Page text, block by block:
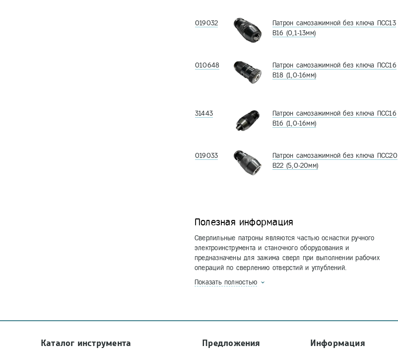
019032
Патрон самозажимной без ключа ПСС13
В16 (0,1-13мм)
010648
Патрон самозажимной без ключа ПСС16
В18 (1,0-16мм)
31443
Патрон самозажимной без ключа ПСС16
В16 (1,0-16мм)
019033
Патрон самозажимной без ключа ПСС20
В22 (5,0-20мм)
Полезная информация
Сверлильные патроны являются частью оснастки ручного
электроинструмента и станочного оборудования и
предназначены для зажима сверл при выполнении рабочих
операций по сверлению отверстий и углублений.
Показать полностью
Каталог инструмента Предложения Информация